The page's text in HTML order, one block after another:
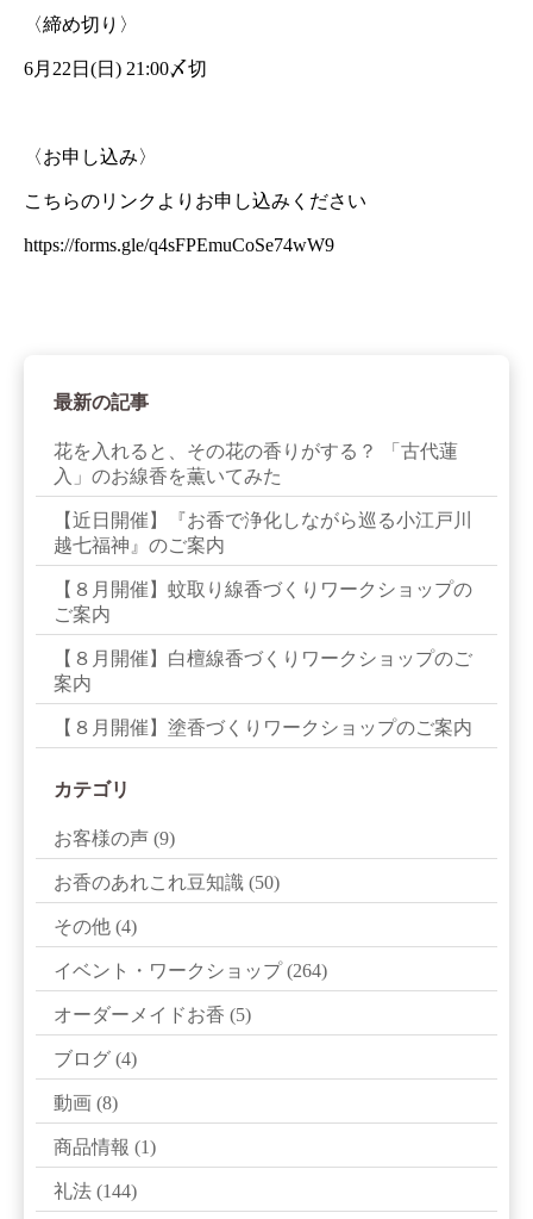
〈締め切り〉
6月22日(日) 21:00〆切
〈お申し込み〉
こちらのリンクよりお申し込みください
https://forms.gle/q4sFPEmuCoSe74wW9
最新の記事
花を入れると、その花の香りがする？ 「古代蓮
入」のお線香を薫いてみた
【近日開催】『お香で浄化しながら巡る小江戸川
越七福神』のご案内
【８月開催】蚊取り線香づくりワークショップの
ご案内
【８月開催】白檀線香づくりワークショップのご
案内
【８月開催】塗香づくりワークショップのご案内
カテゴリ
お客様の声 (9)
お香のあれこれ豆知識 (50)
その他 (4)
イベント・ワークショップ(264)
オーダーメイドお香 (5)
ブログ (4)
動画 (8)
商品情報 (1)
礼法 (144)